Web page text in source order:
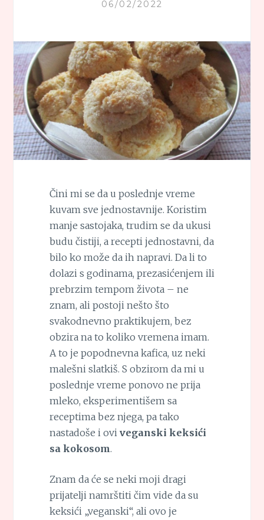
06/02/2022
Čini mi se da u poslednje vreme
kuvam sve jednostavnije. Koristim
manje sastojaka, trudim se da ukusi
budu čistiji, a recepti jednostavni, da
bilo ko može da ih napravi. Da li to
dolazi s godinama, prezasićenjem ili
prebrzim tempom života – ne
znam, ali postoji nešto što
svakodnevno praktikujem, bez
obzira na to koliko vremena imam.
A to je popodnevna kafica, uz neki
malešni slatkiš. S obzirom da mi u
poslednje vreme ponovo ne prija
mleko, eksperimentišem sa
receptima bez njega, pa tako
nastadoše i ovi veganski keksići
sa kokosom.
Znam da će se neki moji dragi
prijatelji namrštiti čim vide da su
keksići „veganski“, ali ovo je